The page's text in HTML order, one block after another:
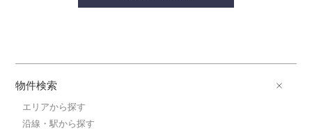
物件検索
エリアから探す
沿線・駅から探す